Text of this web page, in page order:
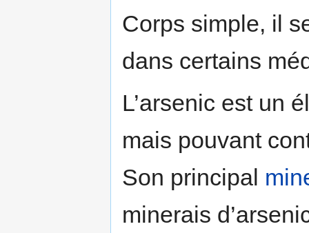
Corps simple, il
dans certains
L’arsenic est un
mais pouvant
Son principal
minerais